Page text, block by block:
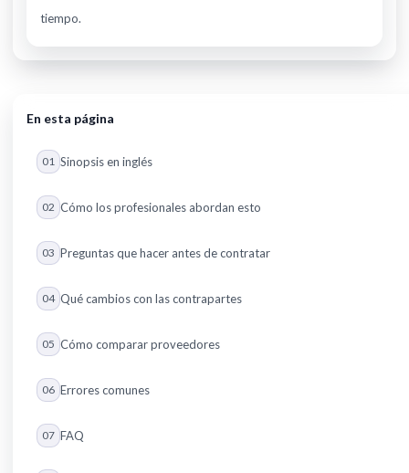
tiempo.
En esta página
01 Sinopsis en inglés
02 Cómo los profesionales abordan esto
03 Preguntas que hacer antes de contratar
04 Qué cambios con las contrapartes
05 Cómo comparar proveedores
06 Errores comunes
07 FAQ